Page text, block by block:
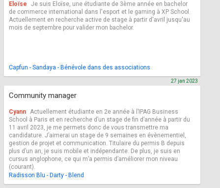
Eloïse
Je suis Eloïse, une étudiante de 3ème année en bachelor
de commerce international dans l'esport et le gaming à XP School.
Actuellement en recherche active de stage à partir d'avril jusqu'au
mois de septembre pour valider mon bachelor.
Capfun - Sandaya - Bénévole dans des associations
Community manager
27 jan 2023
Cyann Actuellement étudiante en 2e année à l’IPAG Business
School à Paris et en recherche d’un stage de fin d’année à partir du
11 avril 2023, je me permets donc de vous transmettre ma
candidature. J’aimerai un stage de 9 semaines en évènementiel,
gestion de projet et communication. Titulaire du permis B depuis
plus d’un an, je suis mobile et indépendante. De plus, je suis en
cursus anglophone, ce qui m’a permis d’améliorer mon niveau
(courant).
Radisson Blu - Darty - Blend